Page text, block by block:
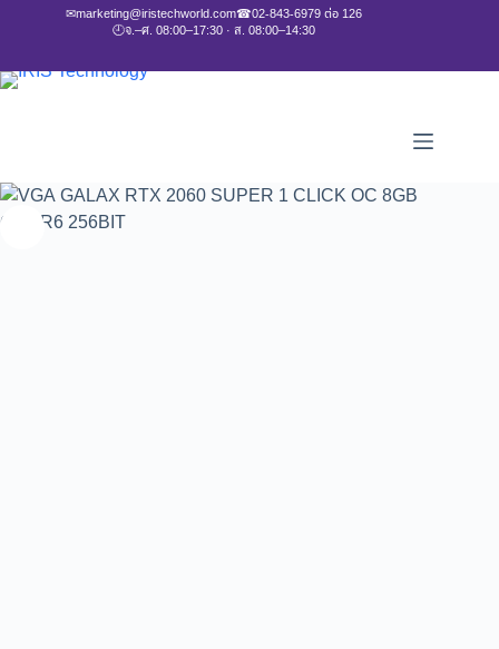
✉marketing@iristechworld.com☎02-843-6979 ต่อ 126
🕘จ.–ศ. 08:00–17:30 · ส. 08:00–14:30